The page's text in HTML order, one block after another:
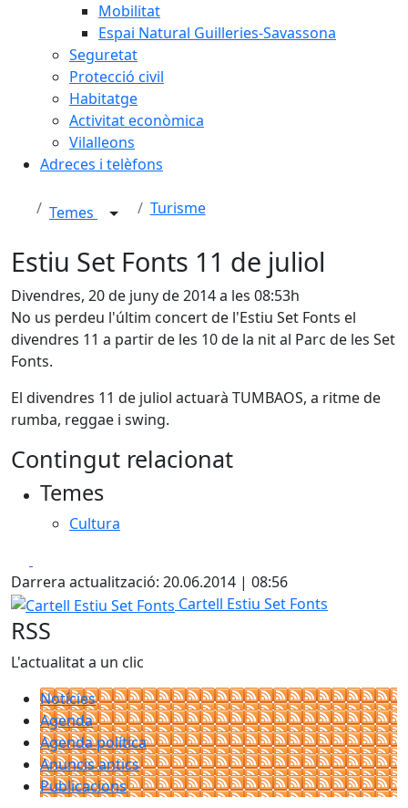
Mobilitat
Espai Natural Guilleries-Savassona
Seguretat
Protecció civil
Habitatge
Activitat econòmica
Vilalleons
Adreces i telèfons
Temes Turisme
Estiu Set Fonts 11 de juliol
Divendres, 20 de juny de 2014 a les 08:53h
No us perdeu l'últim concert de l'Estiu Set Fonts el
divendres 11 a partir de les 10 de la nit al Parc de les Set
Fonts.
El divendres 11 de juliol actuarà TUMBAOS, a ritme de
rumba, reggae i swing.
Contingut relacionat
Temes
Cultura
Darrera actualització: 20.06.2014 | 08:56
Cartell Estiu Set Fonts
Cartell Estiu Set Fonts
RSS
L'actualitat a un clic
Notícies
Agenda
Agenda política
Anuncis antics
Publicacions